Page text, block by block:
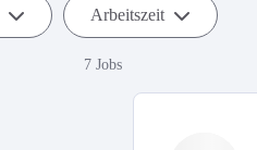
Arbeitszeit
7 Jobs